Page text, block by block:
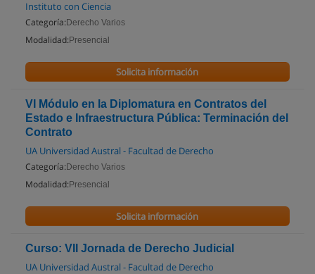
Instituto con Ciencia
Categoría: Derecho Varios
Modalidad: Presencial
Solicita información
VI Módulo en la Diplomatura en Contratos del
Estado e Infraestructura Pública: Terminación del
Contrato
UA Universidad Austral - Facultad de Derecho
Categoría: Derecho Varios
Modalidad: Presencial
Solicita información
Curso: VII Jornada de Derecho Judicial
UA Universidad Austral - Facultad de Derecho